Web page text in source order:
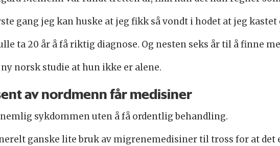
gang jeg kan huske at jeg fikk så vondt i hodet at jeg
ta 20 år å få riktig diagnose. Og nesten seks år til å finne
norsk studie at hun ikke er alene.
av nordmenn får medisiner
sykdommen uten å få ordentlig behandling.
ganske lite bruk av migrenemedisiner til tross for at det